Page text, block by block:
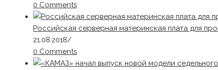
0 Comments
Российская серверная материнская плата для
21.08.2018/
0 Comments